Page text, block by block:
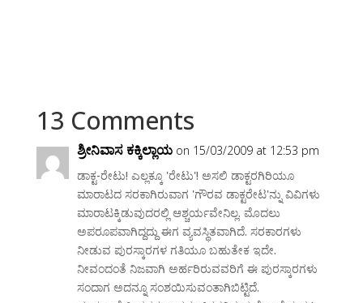
13 Comments
ಶ್ರೀನಿವಾಸ ಕಕ್ಕಿಲ್ಲಾಯ on 15/03/2009 at 12:53 pm
ಡಾಕ್ಟ-ರೇಟು! ಎಲ್ಲಕ್ಕೂ 'ರೇಟು'! ಅಸಲಿ ಡಾಕ್ಟರಗಿರಿಯೂ
ಮಾರಾಟದ ಸರಕಾಗಿರುವಾಗ 'ಗೌರವ ಡಾಕ್ಟರೇಟ'ನ್ನು ವಿವಿಗಳು
ಮಾರಾಟಕ್ಕಿಡುವುದರಲ್ಲಿ ಆಶ್ಚರ್ಯವೇನಿಲ್ಲ. ಮೊದಲು
ಅಪರೂಪವಾಗಿದ್ದದ್ದು ಈಗ ವ್ಯವಸ್ಥಿತವಾಗಿದೆ. ಸರಕಾರಗಳು
ನೀಡುವ ಪುರಸ್ಕಾರಗಳ ಗತಿಯೂ ಬಹುತೇಕ ಇದೇ.
ನೀವಂದಂತೆ ನಿಜವಾಗಿ ಅರ್ಹರಿರುವವರಿಗೆ ಈ ಪುರಸ್ಕಾರಗಳು
ಸಂದಾಗ ಅದನ್ನೂ ಸಂಶಯಿಸುವಂತಾಗಿಬಿಟ್ಟಿದೆ.